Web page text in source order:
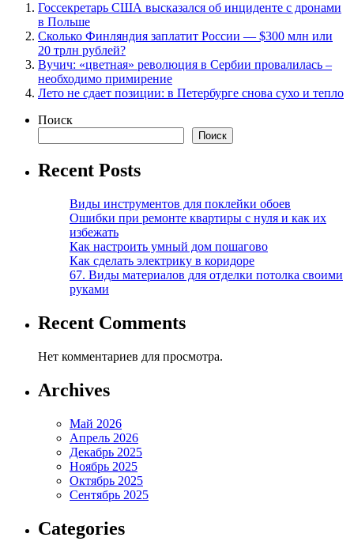
Госсекретарь США высказался об инциденте с дронами
в Польше
Сколько Финляндия заплатит России — $300 млн или
20 трлн рублей?
Вучич: «цветная» революция в Сербии провалилась –
необходимо примирение
Лето не сдает позиции: в Петербурге снова сухо и тепло
Поиск
Поиск
Recent Posts
Виды инструментов для поклейки обоев
Ошибки при ремонте квартиры с нуля и как их
избежать
Как настроить умный дом пошагово
Как сделать электрику в коридоре
67. Виды материалов для отделки потолка своими
руками
Recent Comments
Нет комментариев для просмотра.
Archives
Май 2026
Апрель 2026
Декабрь 2025
Ноябрь 2025
Октябрь 2025
Сентябрь 2025
Categories